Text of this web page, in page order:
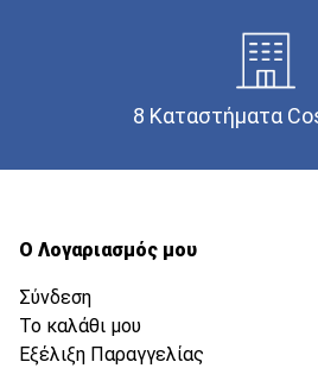
8 Καταστήματα
Ο Λογαριασμός μου
Σύνδεση
Το καλάθι μου
Εξέλιξη Παραγγελίας